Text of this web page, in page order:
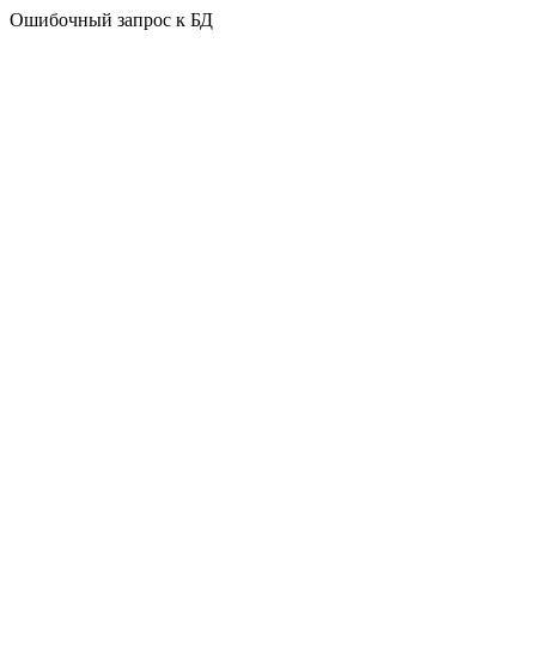
Ошибочный запрос к БД